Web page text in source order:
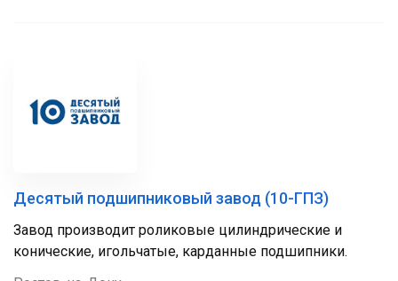
Десятый подшипниковый завод (10-ГПЗ)
Завод производит роликовые цилиндрические и
конические, игольчатые, карданные подшипники.